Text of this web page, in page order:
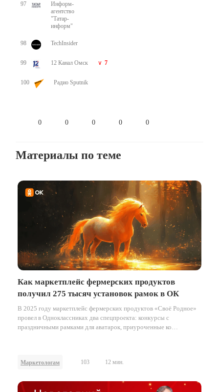
97
Информ-
агентство
"Татар-
информ"
98 TechInsider
99 12 Канал Омск 7
100 Радио Sputnik
0 0 0 0 0
Материалы по теме
Как маркетплейс фермерских продуктов
получил 275 тысяч установок рамок в ОК
В 2025 году маркетплейс фермерских продуктов «Своё Родное»
провел в Одноклассниках два спецпроекта: конкурсы с
праздничными рамками для аватарок, приуроченные ко
Маркетологам 103 12 мин.